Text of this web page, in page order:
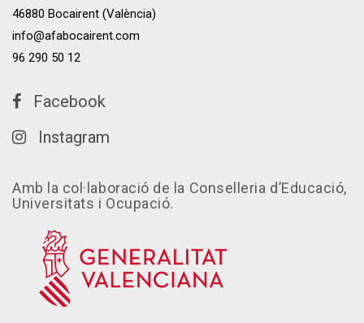
46880 Bocairent (València)
info@afabocairent.com
96 290 50 12
Facebook
Instagram
Amb la col·laboració de la Conselleria d’Educació,
Universitats i Ocupació.